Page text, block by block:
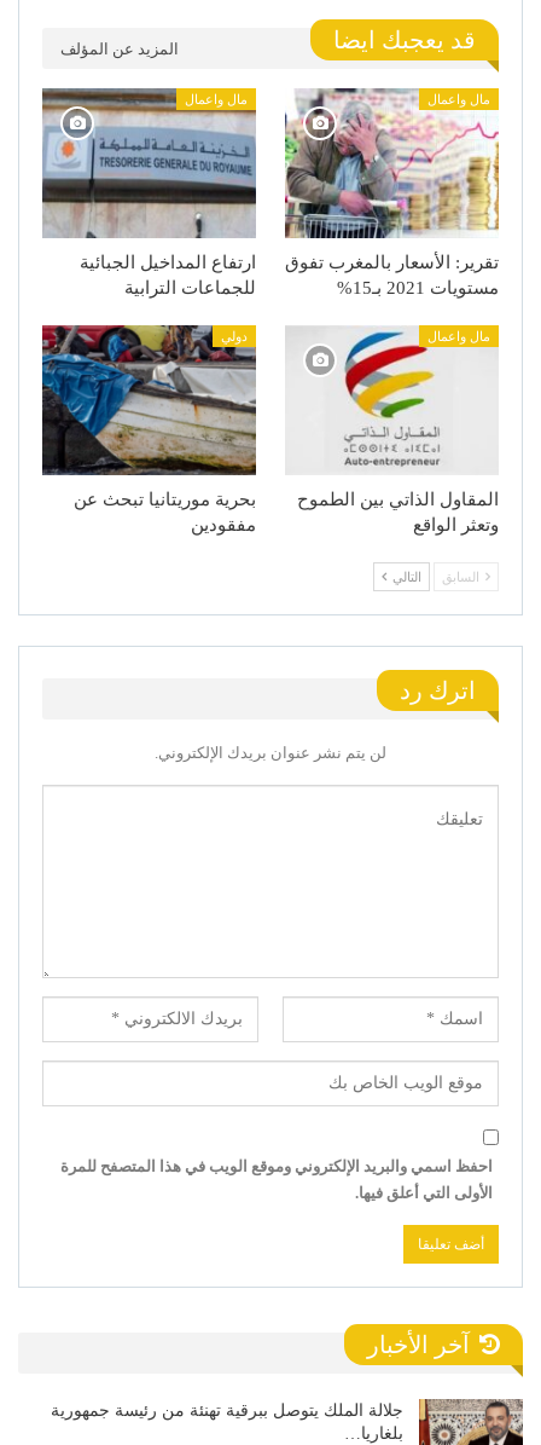
قد يعجبك ايضا المزيد عن المؤلف
مال واعمال
تقرير: الأسعار بالمغرب تفوق
مستويات 2021 بـ15%
مال واعمال
ارتفاع المداخيل الجبائية
للجماعات الترابية
مال واعمال
المقاول الذاتي بين الطموح
وتعثر الواقع
دولي
بحرية موريتانيا تبحث عن
مفقودين
السابق التالي
اترك رد
لن يتم نشر عنوان بريدك الإلكتروني.
احفظ اسمي والبريد الإلكتروني وموقع الويب في هذا المتصفح للمرة
الأولى التي أعلق فيها.
آخر الأخبار
جلالة الملك يتوصل ببرقية تهنئة من رئيسة جمهورية
بلغاريا…